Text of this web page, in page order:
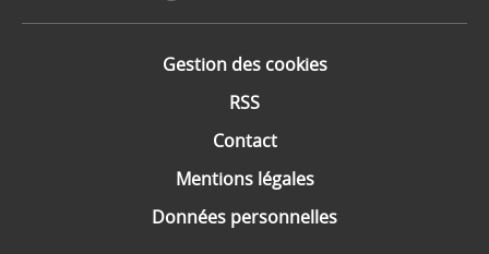
Gestion des cookies
RSS
Contact
Mentions légales
Données personnelles